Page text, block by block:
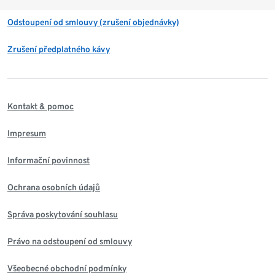
Odstoupení od smlouvy (zrušení objednávky)
Zrušení předplatného kávy
Kontakt & pomoc
Impresum
Informační povinnost
Ochrana osobních údajů
Správa poskytování souhlasu
Právo na odstoupení od smlouvy
Všeobecné obchodní podmínky